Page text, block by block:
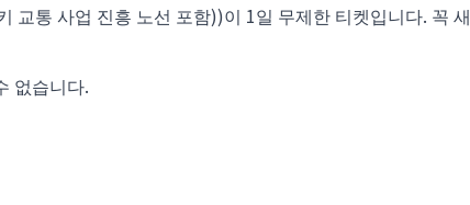
교통 사업 진흥 노선 포함))이 1일 무제한 티켓입니다. 꼭 새
없습니다.